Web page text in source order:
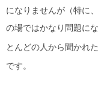
になりませんが（特に
の場ではかなり問題にな
とんどの人から聞かれ
です。